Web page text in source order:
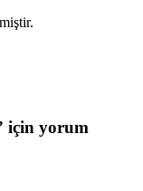
için yorum